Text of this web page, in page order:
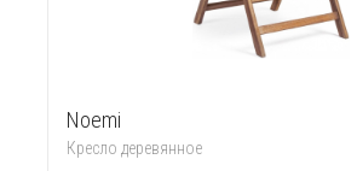
Noemi
Кресло деревянное